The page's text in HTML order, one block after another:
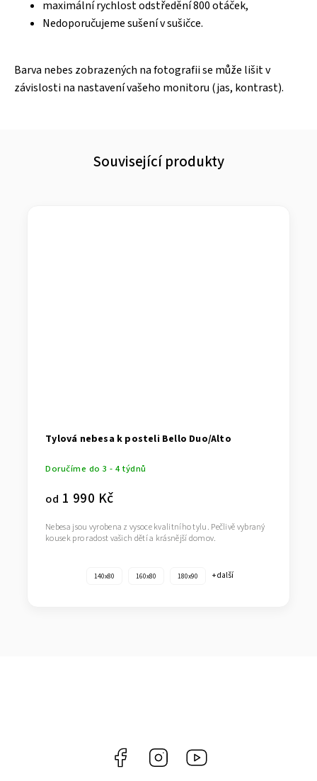
maximální rychlost odstředění 800 otáček,
Nedoporučujeme sušení v sušičce.
Barva nebes zobrazených na fotografii se může lišit v
závislosti na nastavení vašeho monitoru (jas, kontrast).
Související produkty
Tylová nebesa k posteli Bello Duo/Alto
Doručíme do 3 - 4 týdnů
od 1 990 Kč
Nebesa jsou vyrobena z vysoce kvalitního tylu. Pečlivě vybraný
kousek pro radost vašich dětí a krásnější domov.
140x80 160x80 180x90 + další
Facebook Instagram